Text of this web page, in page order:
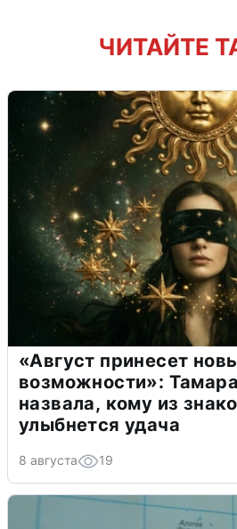
ЧИТАЙТЕ
«Август принесет
возможности»:
назвала, кому из
улыбнется удача
8 августа 19